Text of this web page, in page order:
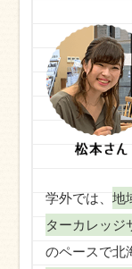
学外では、 地
ターカレッジ
のペースで北